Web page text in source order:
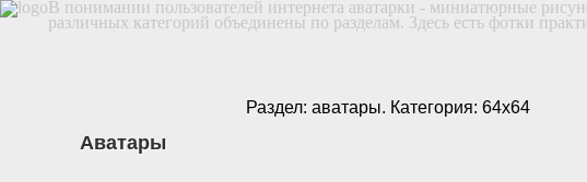
В понимании пользователей интернета аватарки - миниатюрные
различных категорий объединены по разделам. Здесь есть фотки
Раздел: аватары. Категория: 64х64
Аватары